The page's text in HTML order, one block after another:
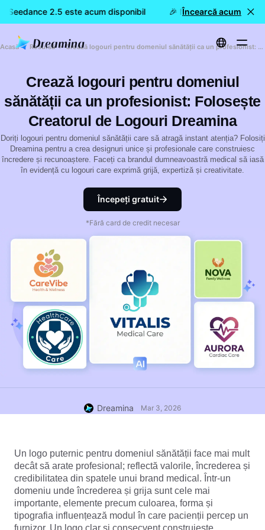
Seedance 2.5 este acum disponibil 🎉 Model nou LIVE:
Încearcă acum
Acasă Resursă Crează logouri pentru domeniul sănătății ca un profesionist: Folosește Creatorul de Logouri Dreamina
Crează logouri pentru domeniul
sănătății ca un profesionist: Folosește
Creatorul de Logouri Dreamina
Doriți logouri pentru domeniul sănătății care să atragă instant atenția? Folosiți
Dreamina pentru a crea designuri unice și profesionale care construiesc
încredere și recunoaștere. Faceți ca brandul dumneavoastră medical să iasă
în evidență cu logouri care exprimă grijă, expertiză și creativitate.
Începeți gratuit
*Fără card de credit necesar
Dreamina Mar 3, 2026
Un logo puternic pentru domeniul sănătății face mai mult
decât să arate profesional; reflectă valorile, încrederea și
credibilitatea din spatele unui brand medical. Într-un
domeniu unde încrederea și grija sunt cele mai
importante, elemente precum culoarea, forma și
tipografia influențează modul în care pacienții percep un
furnizor. Un logo clar și consecvent construiește